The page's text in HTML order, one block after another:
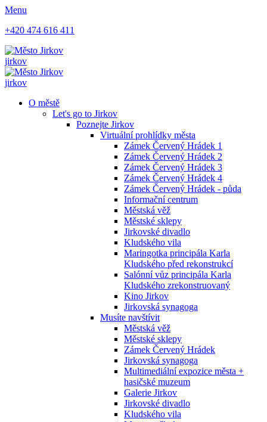
Menu
+420 474 616 411
jirkov
jirkov
O městě
Let's go to Jirkov
Poznejte Jirkov
Virtuální prohlídky města
Zámek Červený Hrádek 1
Zámek Červený Hrádek 2
Zámek Červený Hrádek 3
Zámek Červený Hrádek 4
Zámek Červený Hrádek - půda
Informační centrum
Městská věž
Městské sklepy
Jirkovské divadlo
Kludského vila
Maringotka principála Karla
Kludského před rekonstrukcí
Salónní vůz principála Karla
Kludského zrekonstruovaný
Kino Jirkov
Jirkovská synagoga
Musíte navštívit
Městská věž
Městské sklepy
Zámek Červený Hrádek
Jirkovská synagoga
Multimediální expozice města +
hasičské muzeum
Galerie Jirkov
Jirkovské divadlo
Kludského vila